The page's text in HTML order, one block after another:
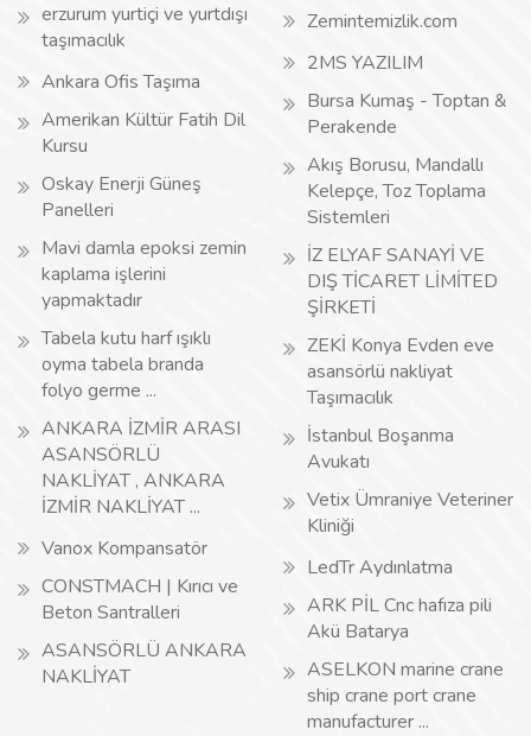
erzurum yurtiçi ve yurtdışı
taşımacılık
Ankara Ofis Taşıma
Amerikan Kültür Fatih Dil
Kursu
Oskay Enerji Güneş
Panelleri
Mavi damla epoksi zemin
kaplama işlerini
yapmaktadır
Tabela kutu harf ışıklı
oyma tabela branda
folyo germe ...
ANKARA İZMİR ARASI
ASANSÖRLÜ
NAKLİYAT , ANKARA
İZMİR NAKLİYAT ...
Vanox Kompansatör
CONSTMACH | Kırıcı ve
Beton Santralleri
ASANSÖRLÜ ANKARA
NAKLİYAT
Zemintemizlik.com
2MS YAZILIM
Bursa Kumaş - Toptan &
Perakende
Akış Borusu, Mandallı
Kelepçe, Toz Toplama
Sistemleri
İZ ELYAF SANAYİ VE
DIŞ TİCARET LİMİTED
ŞİRKETİ
ZEKİ Konya Evden eve
asansörlü nakliyat
Taşımacılık
İstanbul Boşanma
Avukatı
Vetix Ümraniye Veteriner
Kliniği
LedTr Aydınlatma
ARK PİL Cnc hafıza pili
Akü Batarya
ASELKON marine crane
ship crane port crane
manufacturer ...